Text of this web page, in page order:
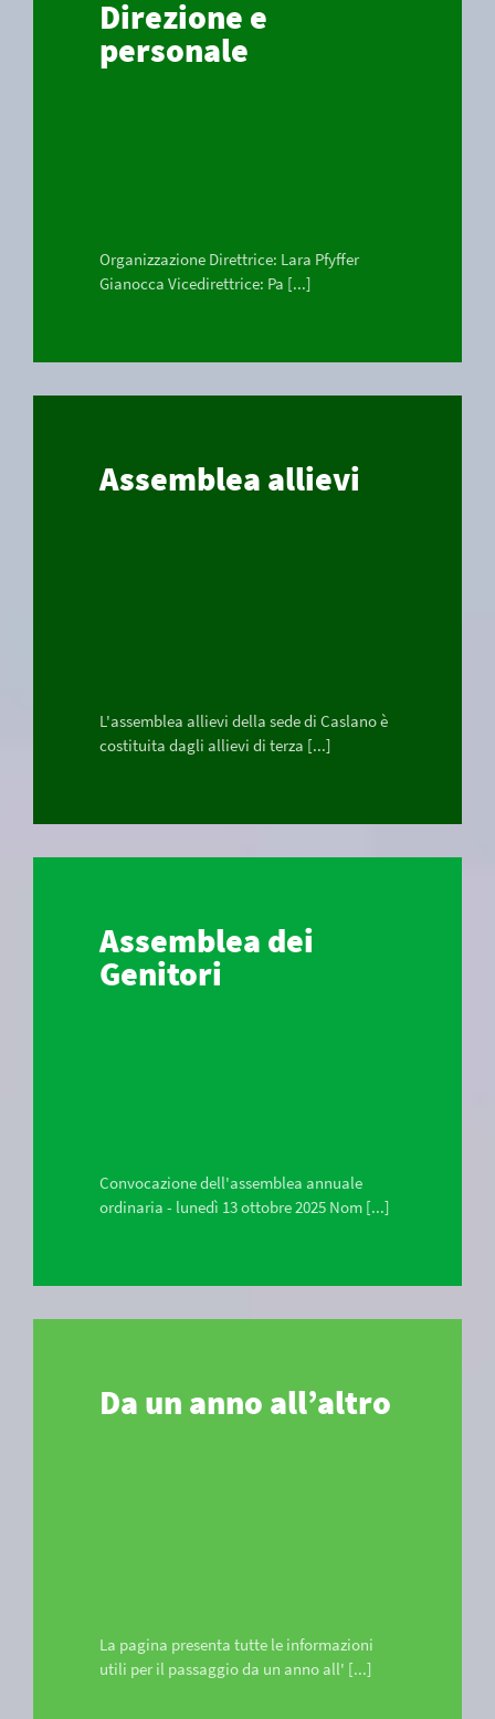
Direzione e
personale
Organizzazione Direttrice: Lara Pfyffer
Gianocca Vicedirettrice: Pa [...]
Assemblea allievi
L'assemblea allievi della sede di Caslano è
costituita dagli allievi di terza [...]
Assemblea dei
Genitori
Convocazione dell'assemblea annuale
ordinaria - lunedì 13 ottobre 2025 Nom [...]
Da un anno all’altro
La pagina presenta tutte le informazioni
utili per il passaggio da un anno all' [...]